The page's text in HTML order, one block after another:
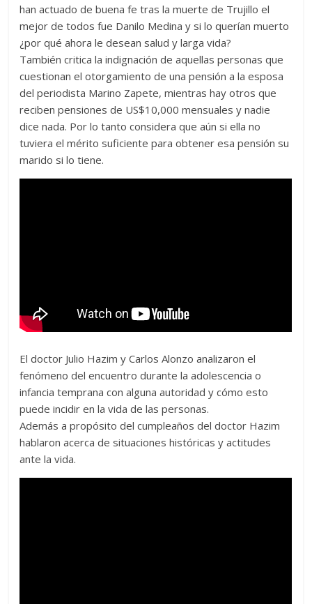
han actuado de buena fe tras la muerte de Trujillo el
mejor de todos fue Danilo Medina y si lo querían muerto
¿por qué ahora le desean salud y larga vida?
También critica la indignación de aquellas personas que
cuestionan el otorgamiento de una pensión a la esposa
del periodista Marino Zapete, mientras hay otros que
reciben pensiones de US$10,000 mensuales y nadie
dice nada. Por lo tanto considera que aún si ella no
tuviera el mérito suficiente para obtener esa pensión su
marido si lo tiene.
El doctor Julio Hazim y Carlos Alonzo analizaron el
fenómeno del encuentro durante la adolescencia o
infancia temprana con alguna autoridad y cómo esto
puede incidir en la vida de las personas.
Además a propósito del cumpleaños del doctor Hazim
hablaron acerca de situaciones históricas y actitudes
ante la vida.